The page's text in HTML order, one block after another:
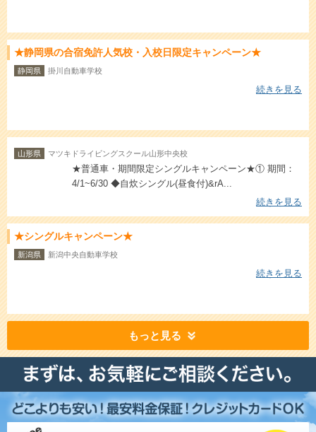
★静岡県の合宿免許人気校・入校日限定キャンペーン★
静岡県 掛川自動車学校
続きを見る
山形県 マツキドライビングスクール山形中央校
★普通車・期間限定シングルキャンペーン★① 期間：
4/1~6/30 ◆自炊シングル(昼食付)&rA...
続きを見る
★シングルキャンペーン★
新潟県 新潟中央自動車学校
続きを見る
もっと見る